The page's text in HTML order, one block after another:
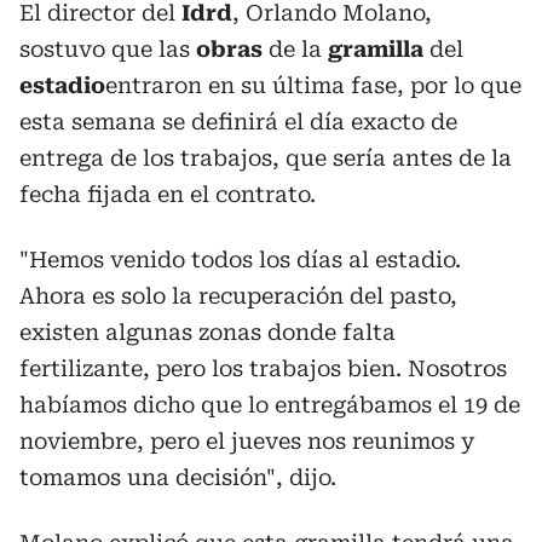
El director del Idrd, Orlando Molano,
sostuvo que las obras de la gramilla del
estadioentraron en su última fase, por lo que
esta semana se definirá el día exacto de
entrega de los trabajos, que sería antes de la
fecha fijada en el contrato.
"Hemos venido todos los días al estadio.
Ahora es solo la recuperación del pasto,
existen algunas zonas donde falta
fertilizante, pero los trabajos bien. Nosotros
habíamos dicho que lo entregábamos el 19 de
noviembre, pero el jueves nos reunimos y
tomamos una decisión", dijo.